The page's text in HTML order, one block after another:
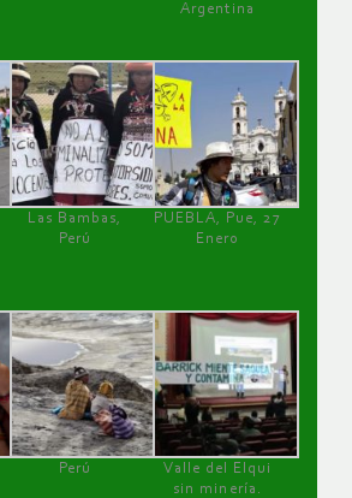
Argentina
Las Bambas,
Perú
PUEBLA, Pue, 27
Enero
Perú
Valle del Elqui
sin minería.